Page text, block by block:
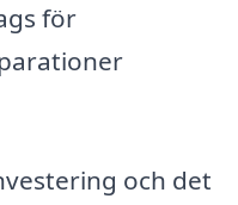
för
och det